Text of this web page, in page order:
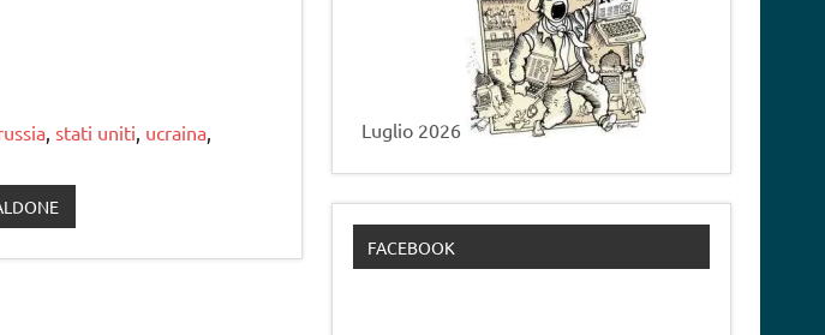
, stati uniti, ucraina,
Luglio 2026
FACEBOOK